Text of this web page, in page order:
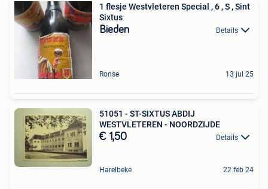
1 flesje Westvleteren Special , 6 , S , Sint
Sixtus
Bieden Details
Ronse 13 jul 25
51051 - ST-SIXTUS ABDIJ
WESTVLETEREN - NOORDZIJDE
€ 1,50 Details
Harelbeke 22 feb 24